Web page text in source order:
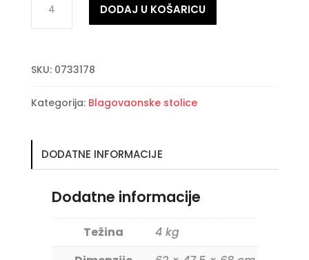
tamno
stolica
DODAJ U KOŠARICU
SKU: 0733178
Kategorija: Blagovaonske stolice
DODATNE INFORMACIJE
Dodatne informacije
Težina
4 kg